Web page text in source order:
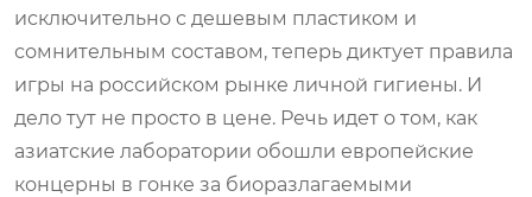
исключительно с дешевым пластиком и
сомнительным составом, теперь диктует правила
игры на российском рынке личной гигиены. И
дело тут не просто в цене. Речь идет о том, как
азиатские лаборатории обошли европейские
концерны в гонке за биоразлагаемыми